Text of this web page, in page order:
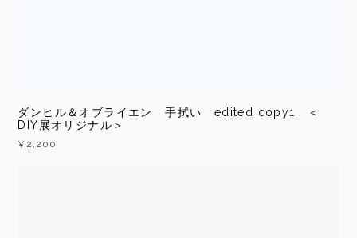
ダンヒル＆オブライエン 手拭い edited copy1 ＜
DIY展オリジナル＞
¥2,200